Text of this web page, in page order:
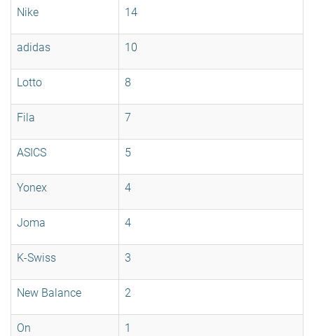
Nike 14
adidas 10
Lotto 8
Fila 7
ASICS 5
Yonex 4
Joma 4
K-Swiss 3
New Balance 2
On 1